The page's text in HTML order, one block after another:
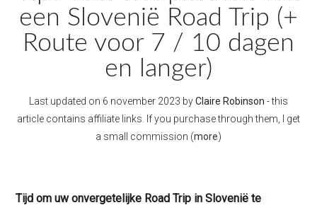
een Slovenië Road Trip (+
Route voor 7 / 10 dagen
en langer)
Last updated on 6 november 2023 byClaire Robinson - this
article contains affiliate links. If you purchase through them, I get
a small commission (more)
Tijd om uw onvergetelijke Road Trip inSlovenië te